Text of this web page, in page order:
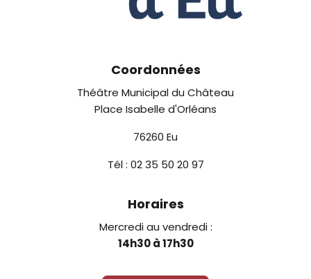
Coordonnées
Théâtre Municipal du Château
Place Isabelle d'Orléans
76260 Eu
Tél : 02 35 50 20 97
Horaires
Mercredi au vendredi :
14h30 à 17h30